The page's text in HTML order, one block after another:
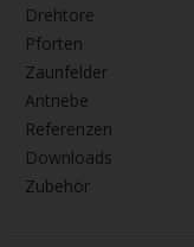
Drehtore
Pforten
Zaunfelder
Antriebe
Referenzen
Downloads
Zubehör